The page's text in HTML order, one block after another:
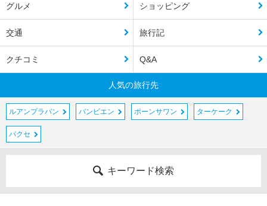
グルメ ショッピング
交通 旅行記
クチコミ Q&A
人気の旅行先
ルアンプラバン バンビエン ポーンサワン ターケーク
パクセ
キーワード検索